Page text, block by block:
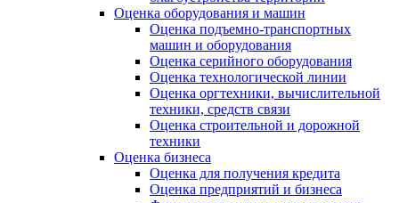
Оценка оборудования и машин
Оценка подъемно-транспортных
машин и оборудования
Оценка серийного оборудования
Оценка технологической линии
Оценка оргтехники, вычислительной
техники, средств связи
Оценка строительной и дорожной
техники
Оценка бизнеса
Оценка для получения кредита
Оценка предприятий и бизнеса